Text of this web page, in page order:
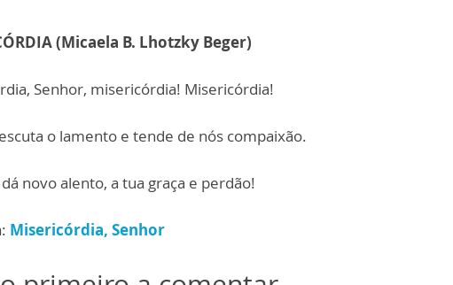
(Micaela B. Lhotzky Beger)
Senhor, misericórdia! Misericórdia!
o lamento e tende de nós compaixão.
novo alento, a tua graça e perdão!
Misericórdia, Senhor